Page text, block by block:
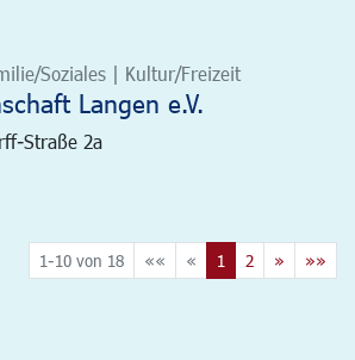
Soziales | Kultur/Freizeit
Langen e.V.
Straße 2a
1-10 von 18 «« « 1 2 » »»